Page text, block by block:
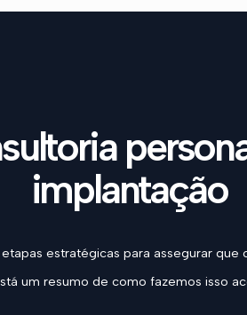
implantação
estratégicas para assegurar que
um resumo de como fazemos isso